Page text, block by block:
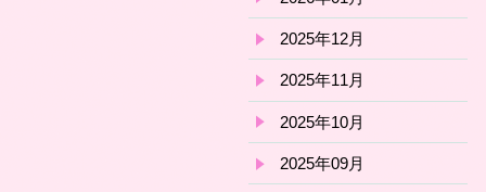
2025年12月
2025年11月
2025年10月
2025年09月